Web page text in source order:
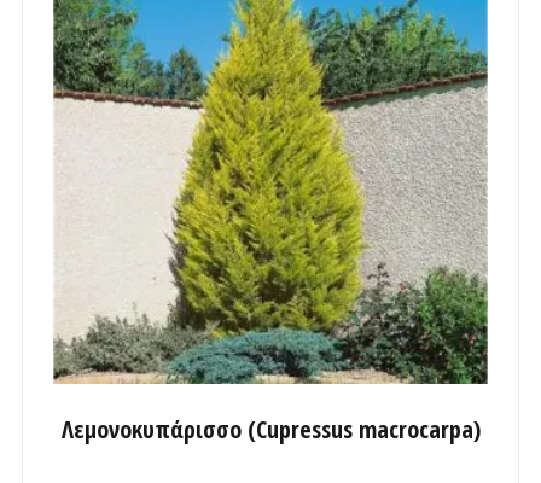
Λεμονοκυπάρισσο (Cupressus macrocarpa)